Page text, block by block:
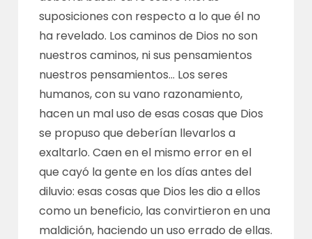
suposiciones con respecto a lo que él no
ha revelado. Los caminos de Dios no son
nuestros caminos, ni sus pensamientos
nuestros pensamientos… Los seres
humanos, con su vano razonamiento,
hacen un mal uso de esas cosas que Dios
se propuso que deberían llevarlos a
exaltarlo. Caen en el mismo error en el
que cayó la gente en los días antes del
diluvio: esas cosas que Dios les dio a ellos
como un beneficio, las convirtieron en una
maldición, haciendo un uso errado de ellas.